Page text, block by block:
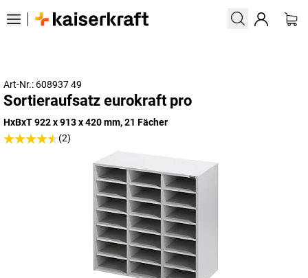
Art-Nr.: 608937 49
Sortieraufsatz eurokraft pro
HxBxT 922 x 913 x 420 mm, 21 Fächer
(2)